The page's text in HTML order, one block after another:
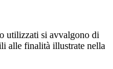
utilizzati si avvalgono di
alle finalità illustrate nella